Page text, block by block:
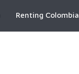
Renting Colombia